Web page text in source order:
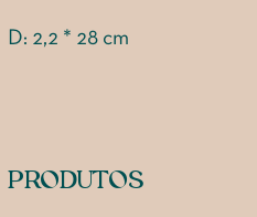
D: 2,2 * 28 cm
PRODUTOS